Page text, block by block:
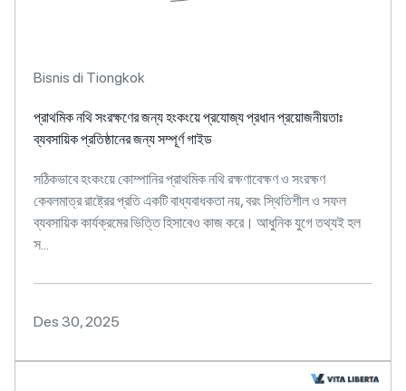
Bisnis di Tiongkok
প্রাথমিক নথি সংরক্ষণের জন্য হংকংয়ে প্রযোজ্য প্রধান প্রয়োজনীয়তাঃ
ব্যবসায়িক প্রতিষ্ঠানের জন্য সম্পূর্ণ গাইড
সঠিকভাবে হংকংয়ে কোম্পানির প্রাথমিক নথি রক্ষণাবেক্ষণ ও সংরক্ষণ
কেবলমাত্র রাষ্ট্রের প্রতি একটি বাধ্যবাধকতা নয়, বরং স্থিতিশীল ও সফল
ব্যবসায়িক কার্যক্রমের ভিত্তি হিসাবেও কাজ করে। আধুনিক যুগে তথ্যই হল
স...
Des 30, 2025